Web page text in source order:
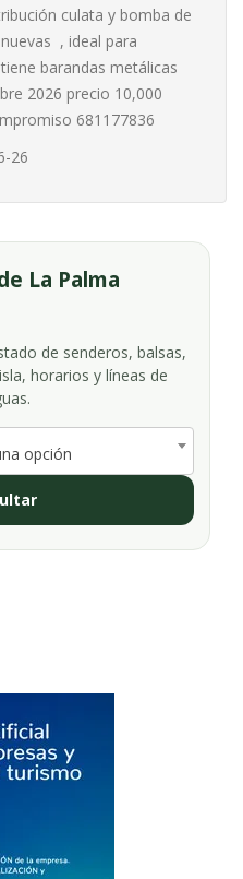
culata y bomba de
, ideal para
barandas metálicas
2026 precio 10,000
681177836
26
La Palma
de senderos, balsas,
horarios y líneas de
opción